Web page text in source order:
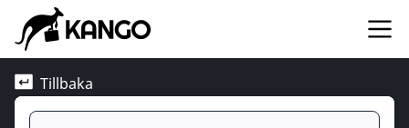
Tillbaka